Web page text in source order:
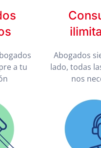
a tu
Abogados
lado, todas
nos